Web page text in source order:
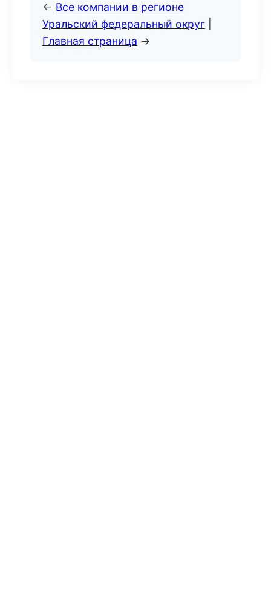
← Все компании в регионе
Уральский федеральный округ
Главная страница →